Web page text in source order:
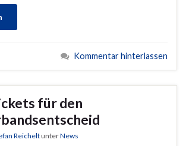
Kommentar hinterlassen
für den
ReicheltunterNews